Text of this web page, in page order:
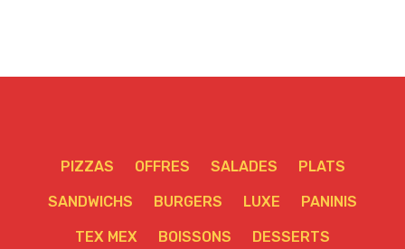
PIZZAS OFFRES SALADES PLATS
SANDWICHS BURGERS LUXE PANINIS
TEX MEX BOISSONS DESSERTS